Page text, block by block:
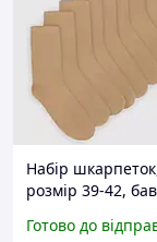
Набір
розмір 39-42,
бавовняні /
Готово до